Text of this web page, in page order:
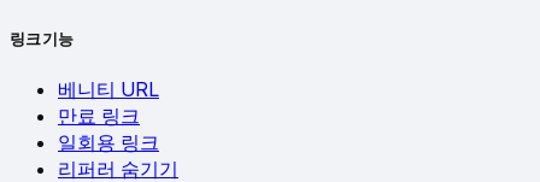
링크 기능
베니티 URL
만료 링크
일회용 링크
리퍼러 숨기기